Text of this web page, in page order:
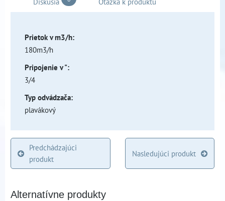
Prietok v m3/h:
180m3/h
Pripojenie v ":
3/4
Typ odvádzača:
plavákový
Predchádzajúci
produkt
Nasledujúci produkt
Alternatívne produkty